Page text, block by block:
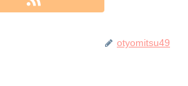
otyomitsu49